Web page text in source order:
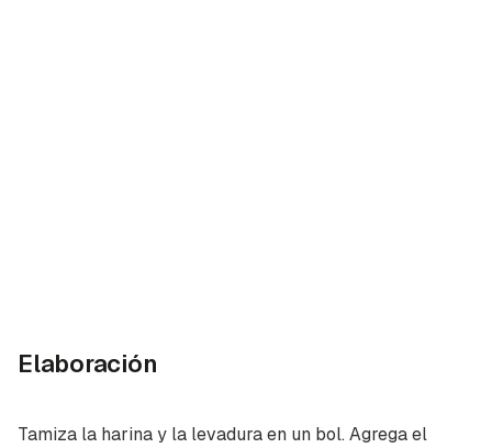
Elaboración
Tamiza la harina y la levadura en un bol. Agrega el